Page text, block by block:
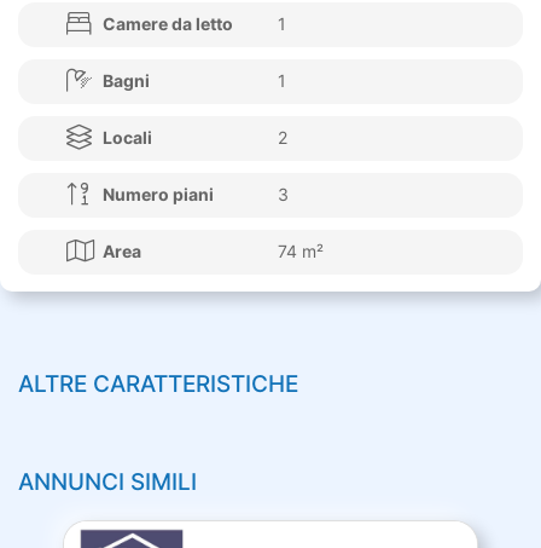
Camere da letto 1
Bagni 1
Locali 2
Numero piani 3
Area 74 m²
ALTRE CARATTERISTICHE
ANNUNCI SIMILI